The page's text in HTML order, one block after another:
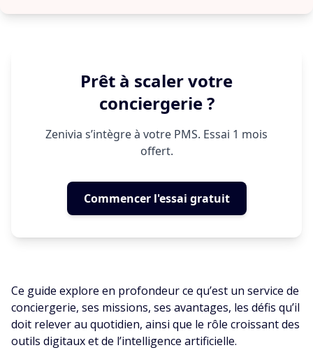
Prêt à scaler votre
conciergerie ?
Zenivia s’intègre à votre PMS. Essai 1 mois
offert.
Commencer l'essai gratuit
Ce guide explore en profondeur ce qu’est un service de
conciergerie, ses missions, ses avantages, les défis qu’il
doit relever au quotidien, ainsi que le rôle croissant des
outils digitaux et de l’intelligence artificielle.